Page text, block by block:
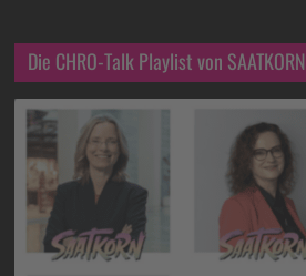
Die CHRO-Talk Playlist von SAATKORN